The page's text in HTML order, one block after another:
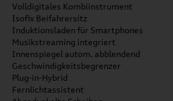
Volldigitales Kombiinstrument
Isofix Beifahrersitz
Induktionsladen für Smartphones
Musikstreaming integriert
Innenspiegel autom. abblendend
Geschwindigkeitsbegrenzer
Plug-in-Hybrid
Fernlichtassistent